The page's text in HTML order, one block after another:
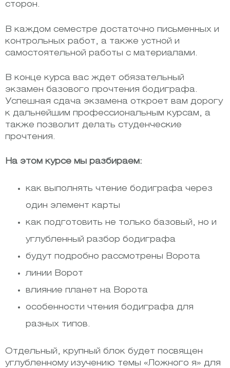
сторон.
В каждом семестре достаточно письменных и
контрольных работ, а также устной и
самостоятельной работы с материалами.
В конце курса вас ждет обязательный
экзамен базового прочтения бодиграфа.
Успешная сдача экзамена откроет вам дорогу
к дальнейшим профессиональным курсам, а
также позволит делать студенческие
прочтения.
На этом курсе мы разбираем:
как выполнять чтение бодиграфа через
один элемент карты
как подготовить не только базовый, но и
углубленный разбор бодиграфа
будут подробно рассмотрены Ворота
линии Ворот
влияние планет на Ворота
особенности чтения бодиграфа для
разных типов.
Отдельный, крупный блок будет посвящен
углубленному изучению темы «Ложного я» для